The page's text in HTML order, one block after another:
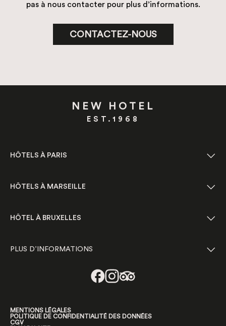
pas à nous contacter pour plus d’informations.
CONTACTEZ-NOUS
NEW HOTEL
EST.1968
HÔTELS À PARIS
HÔTELS À MARSEILLE
HÔTEL À BRUXELLES
PLUS D’INFORMATIONS
MENTIONS LÉGALES
POLITIQUE DE CONFIDENTIALITÉ DES DONNÉES
CGV